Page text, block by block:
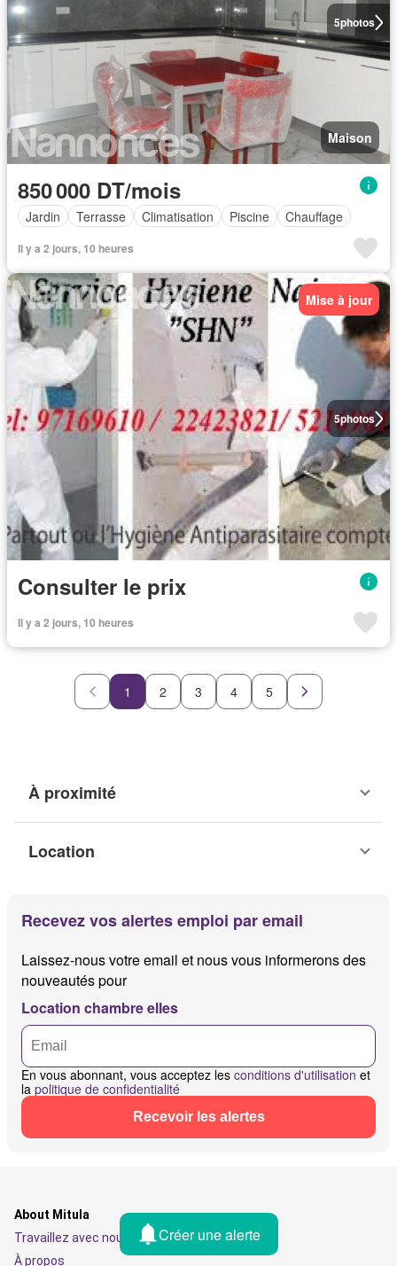
5photos
Maison
850 000 DT/mois
Jardin Terrasse Climatisation Piscine Chauffage
Il y a 2 jours, 10 heures
5photos
Mise à jour
Consulter le prix
Il y a 2 jours, 10 heures
1 2 3 4 5
À proximité
Location
Recevez vos alertes emploi par email
Laissez-nous votre email et nous vous informerons des
nouveautés pour
Location chambre elles
En vous abonnant, vous acceptez les conditions d'utilisation et
la politique de confidentialité
Recevoir les alertes
Créer une alerte
About Mitula
Travaillez avec nous
À propos